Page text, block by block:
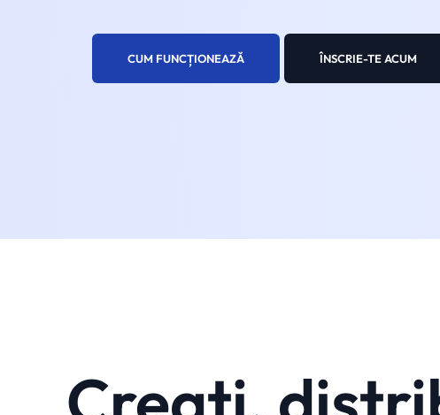
CUM FUNCȚIONEAZĂ ÎNSCRIE-TE ACUM